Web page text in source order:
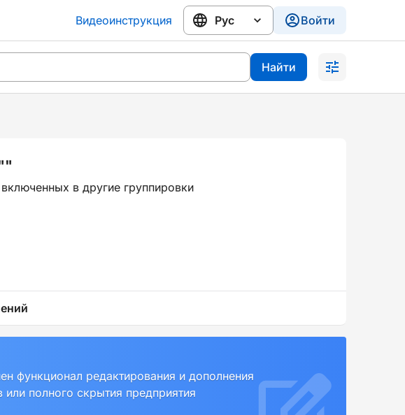
Видеоинструкция Войти
Найти
в другие группировки
функционал редактирования и дополнения
полного скрытия предприятия